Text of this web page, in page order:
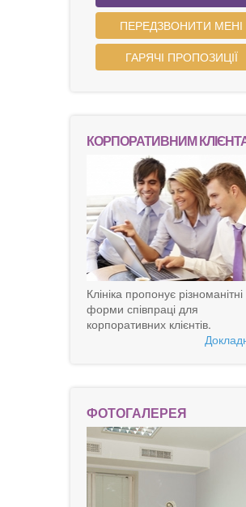
ПЕРЕДЗВОНИТИ МЕНІ
ГАРЯЧІ ПРОПОЗИЦІЇ
КОРПОРАТИВНИМ
Клініка пропонує різноманітні
форми співпраці для
корпоративних клієнтів.
ФОТОГАЛЕРЕЯ